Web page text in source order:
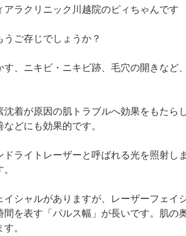
ラクリニック川越院のピィちゃんです
ご存じでしょうか？
、ニキビ・ニキビ跡、毛穴の開きなど
着が原因の肌トラブルへ効果をもたらし
どにも効果的です。
ライトレーザーと呼ばれる光を照射し
シャルがありますが、レーザーフェイ
を表す「パルス幅」が長いです。肌の
。